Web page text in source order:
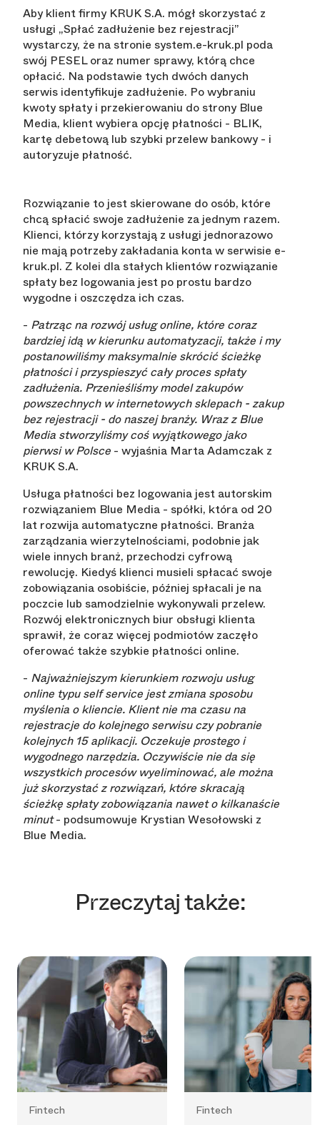
Aby klient firmy KRUK S.A. mógł skorzystać z
usługi „Spłać zadłużenie bez rejestracji”
wystarczy, że na stronie system.e-kruk.pl poda
swój PESEL oraz numer sprawy, którą chce
opłacić. Na podstawie tych dwóch danych
serwis identyfikuje zadłużenie. Po wybraniu
kwoty spłaty i przekierowaniu do strony Blue
Media, klient wybiera opcję płatności - BLIK,
kartę debetową lub szybki przelew bankowy - i
autoryzuje płatność.
Rozwiązanie to jest skierowane do osób, które
chcą spłacić swoje zadłużenie za jednym razem.
Klienci, którzy korzystają z usługi jednorazowo
nie mają potrzeby zakładania konta w serwisie e-
kruk.pl. Z kolei dla stałych klientów rozwiązanie
spłaty bez logowania jest po prostu bardzo
wygodne i oszczędza ich czas.
- Patrząc na rozwój usług online, które coraz
bardziej idą w kierunku automatyzacji, także i my
postanowiliśmy maksymalnie skrócić ścieżkę
płatności i przyspieszyć cały proces spłaty
zadłużenia. Przenieśliśmy model zakupów
powszechnych w internetowych sklepach - zakup
bez rejestracji - do naszej branży. Wraz z Blue
Media stworzyliśmy coś wyjątkowego jako
pierwsi w Polsce - wyjaśnia Marta Adamczak z
KRUK S.A.
Usługa płatności bez logowania jest autorskim
rozwiązaniem Blue Media - spółki, która od 20
lat rozwija automatyczne płatności. Branża
zarządzania wierzytelnościami, podobnie jak
wiele innych branż, przechodzi cyfrową
rewolucję. Kiedyś klienci musieli spłacać swoje
zobowiązania osobiście, później spłacali je na
poczcie lub samodzielnie wykonywali przelew.
Rozwój elektronicznych biur obsługi klienta
sprawił, że coraz więcej podmiotów zaczęło
oferować także szybkie płatności online.
- Najważniejszym kierunkiem rozwoju usług
online typu self service jest zmiana sposobu
myślenia o kliencie. Klient nie ma czasu na
rejestracje do kolejnego serwisu czy pobranie
kolejnych 15 aplikacji. Oczekuje prostego i
wygodnego narzędzia. Oczywiście nie da się
wszystkich procesów wyeliminować, ale można
już skorzystać z rozwiązań, które skracają
ścieżkę spłaty zobowiązania nawet o kilkanaście
minut- podsumowuje Krystian Wesołowski z
Blue Media.
Przeczytaj także:
Fintech Fintech